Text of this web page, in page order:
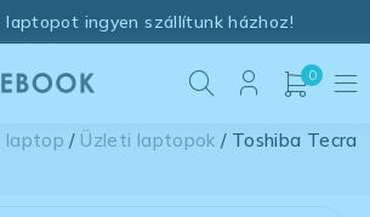
laptopot ingyen szállítunk házhoz!
0
laptop / Üzleti laptopok / Toshiba Tecra